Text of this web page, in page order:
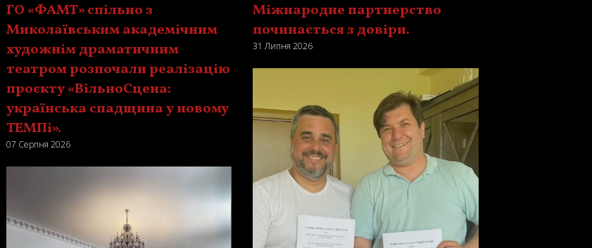
ГО «ФАМТ» спільно з
Миколаївським академічним
художнім драматичним
театром розпочали реалізацію
проєкту «ВільноСцена:
українська спадщина у новому
ТЕМПі».
07 Серпня 2026
Міжнародне партнерство
починається з довіри.
31 Липня 2026